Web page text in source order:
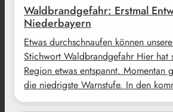
Waldbrandgefahr: Erstmal
Niederbayern
Etwas durchschnaufen können
Stichwort Waldbrandgefahr Hier hat
Region etwas entspannt. Momentan
die niedrigste Warnstufe. In den